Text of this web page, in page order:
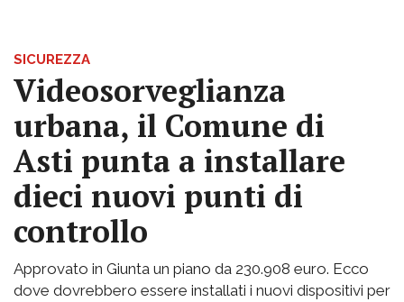
SICUREZZA
Videosorveglianza
urbana, il Comune di
Asti punta a installare
dieci nuovi punti di
controllo
Approvato in Giunta un piano da 230.908 euro. Ecco
dove dovrebbero essere installati i nuovi dispositivi per